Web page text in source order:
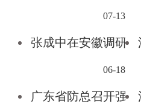
07-13
张成中在安徽调研安
06-18
广东省防总召开强降雨防御工